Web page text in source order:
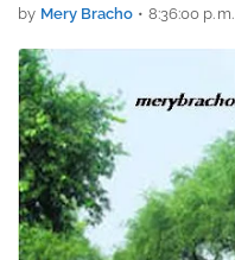
by Mery Bracho • 8:36:00 p. m.